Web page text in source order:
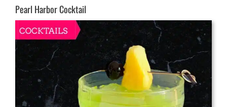
Pearl Harbor Cocktail